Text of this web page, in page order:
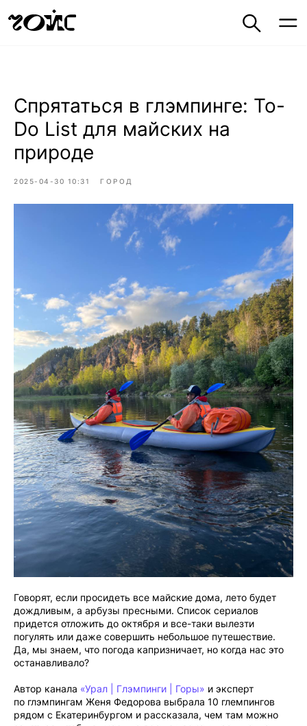
Спрятаться в глэмпинге: To-
Do List для майских на
природе
2025-04-30 10:31 ГОРОД
Говорят, если просидеть все майские дома, лето будет
дождливым, а арбузы пресными. Список сериалов
придется отложить до октября и все-таки вылезти
погулять или даже совершить небольшое путешествие.
Да, мы знаем, что погода капризничает, но когда нас это
останавливало?
Автор канала «Урал | Глэмпинги | Горы» и эксперт
по глэмпингам Женя Федорова выбрала 10 глемпингов
рядом с Екатеринбургом и рассказала, чем там можно